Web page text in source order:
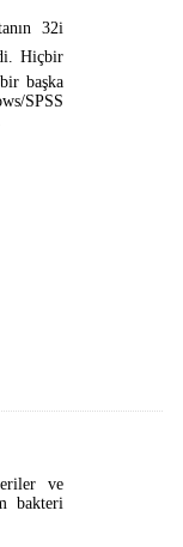
32i
Hiçbir
başka
SPSS
ve
bakteri